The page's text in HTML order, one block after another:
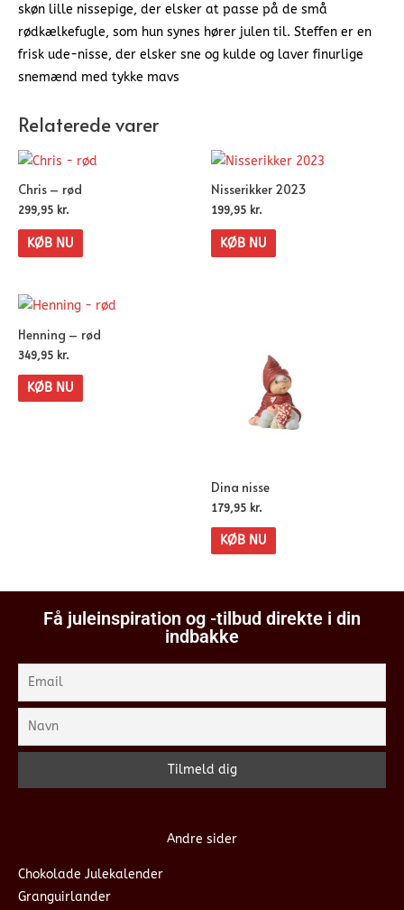
skøn lille nissepige, der elsker at passe på de små
rødkælkefugle, som hun synes hører julen til. Steffen er en
frisk ude-nisse, der elsker sne og kulde og laver finurlige
snemænd med tykke mavs
Relaterede varer
Chris – rød
299,95 kr.
KØB NU
Nisserikker 2023
199,95 kr.
KØB NU
Henning – rød
349,95 kr.
KØB NU
Dina nisse
179,95 kr.
KØB NU
Få juleinspiration og -tilbud direkte i din
indbakke
Andre sider
Chokolade Julekalender
Granguirlander